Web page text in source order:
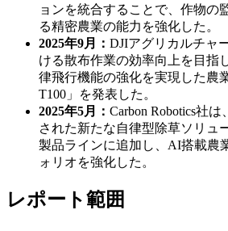
ョンを統合することで、作物の
る精密農業の能力を強化した。
2025年9月： DJIアグリカルチャ
ける散布作業の効率向上を目指
律飛行機能の強化を実現した農
T100」を発表した。
2025年5月： Carbon Robotics社
された新たな自律型除草ソリュ
製品ラインに追加し、AI搭載農
ォリオを強化した。
レポート範囲